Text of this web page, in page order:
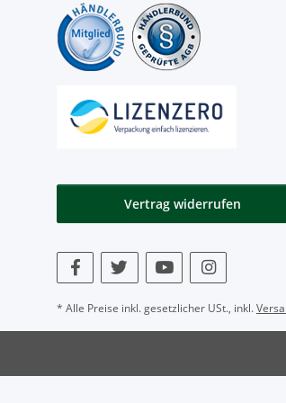
Vertrag widerrufen
* Alle Preise inkl. gesetzlicher USt., inkl.